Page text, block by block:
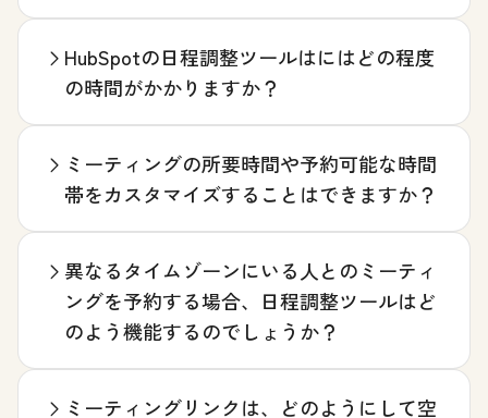
HubSpotの日程調整ツールはにはどの程度
の時間がかかりますか？
ミーティングの所要時間や予約可能な時間
帯をカスタマイズすることはできますか？
異なるタイムゾーンにいる人とのミーティ
ングを予約する場合、日程調整ツールはど
のよう機能するのでしょうか？
ミーティングリンクは、どのようにして空